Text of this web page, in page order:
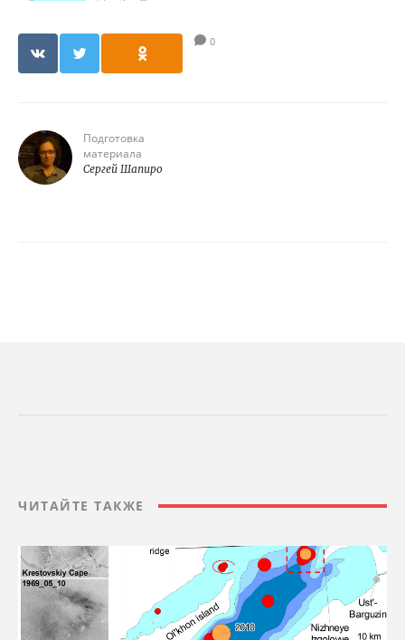
0
Подготовка
материала
Сергей Шапиро
ЧИТАЙТЕ ТАКЖЕ